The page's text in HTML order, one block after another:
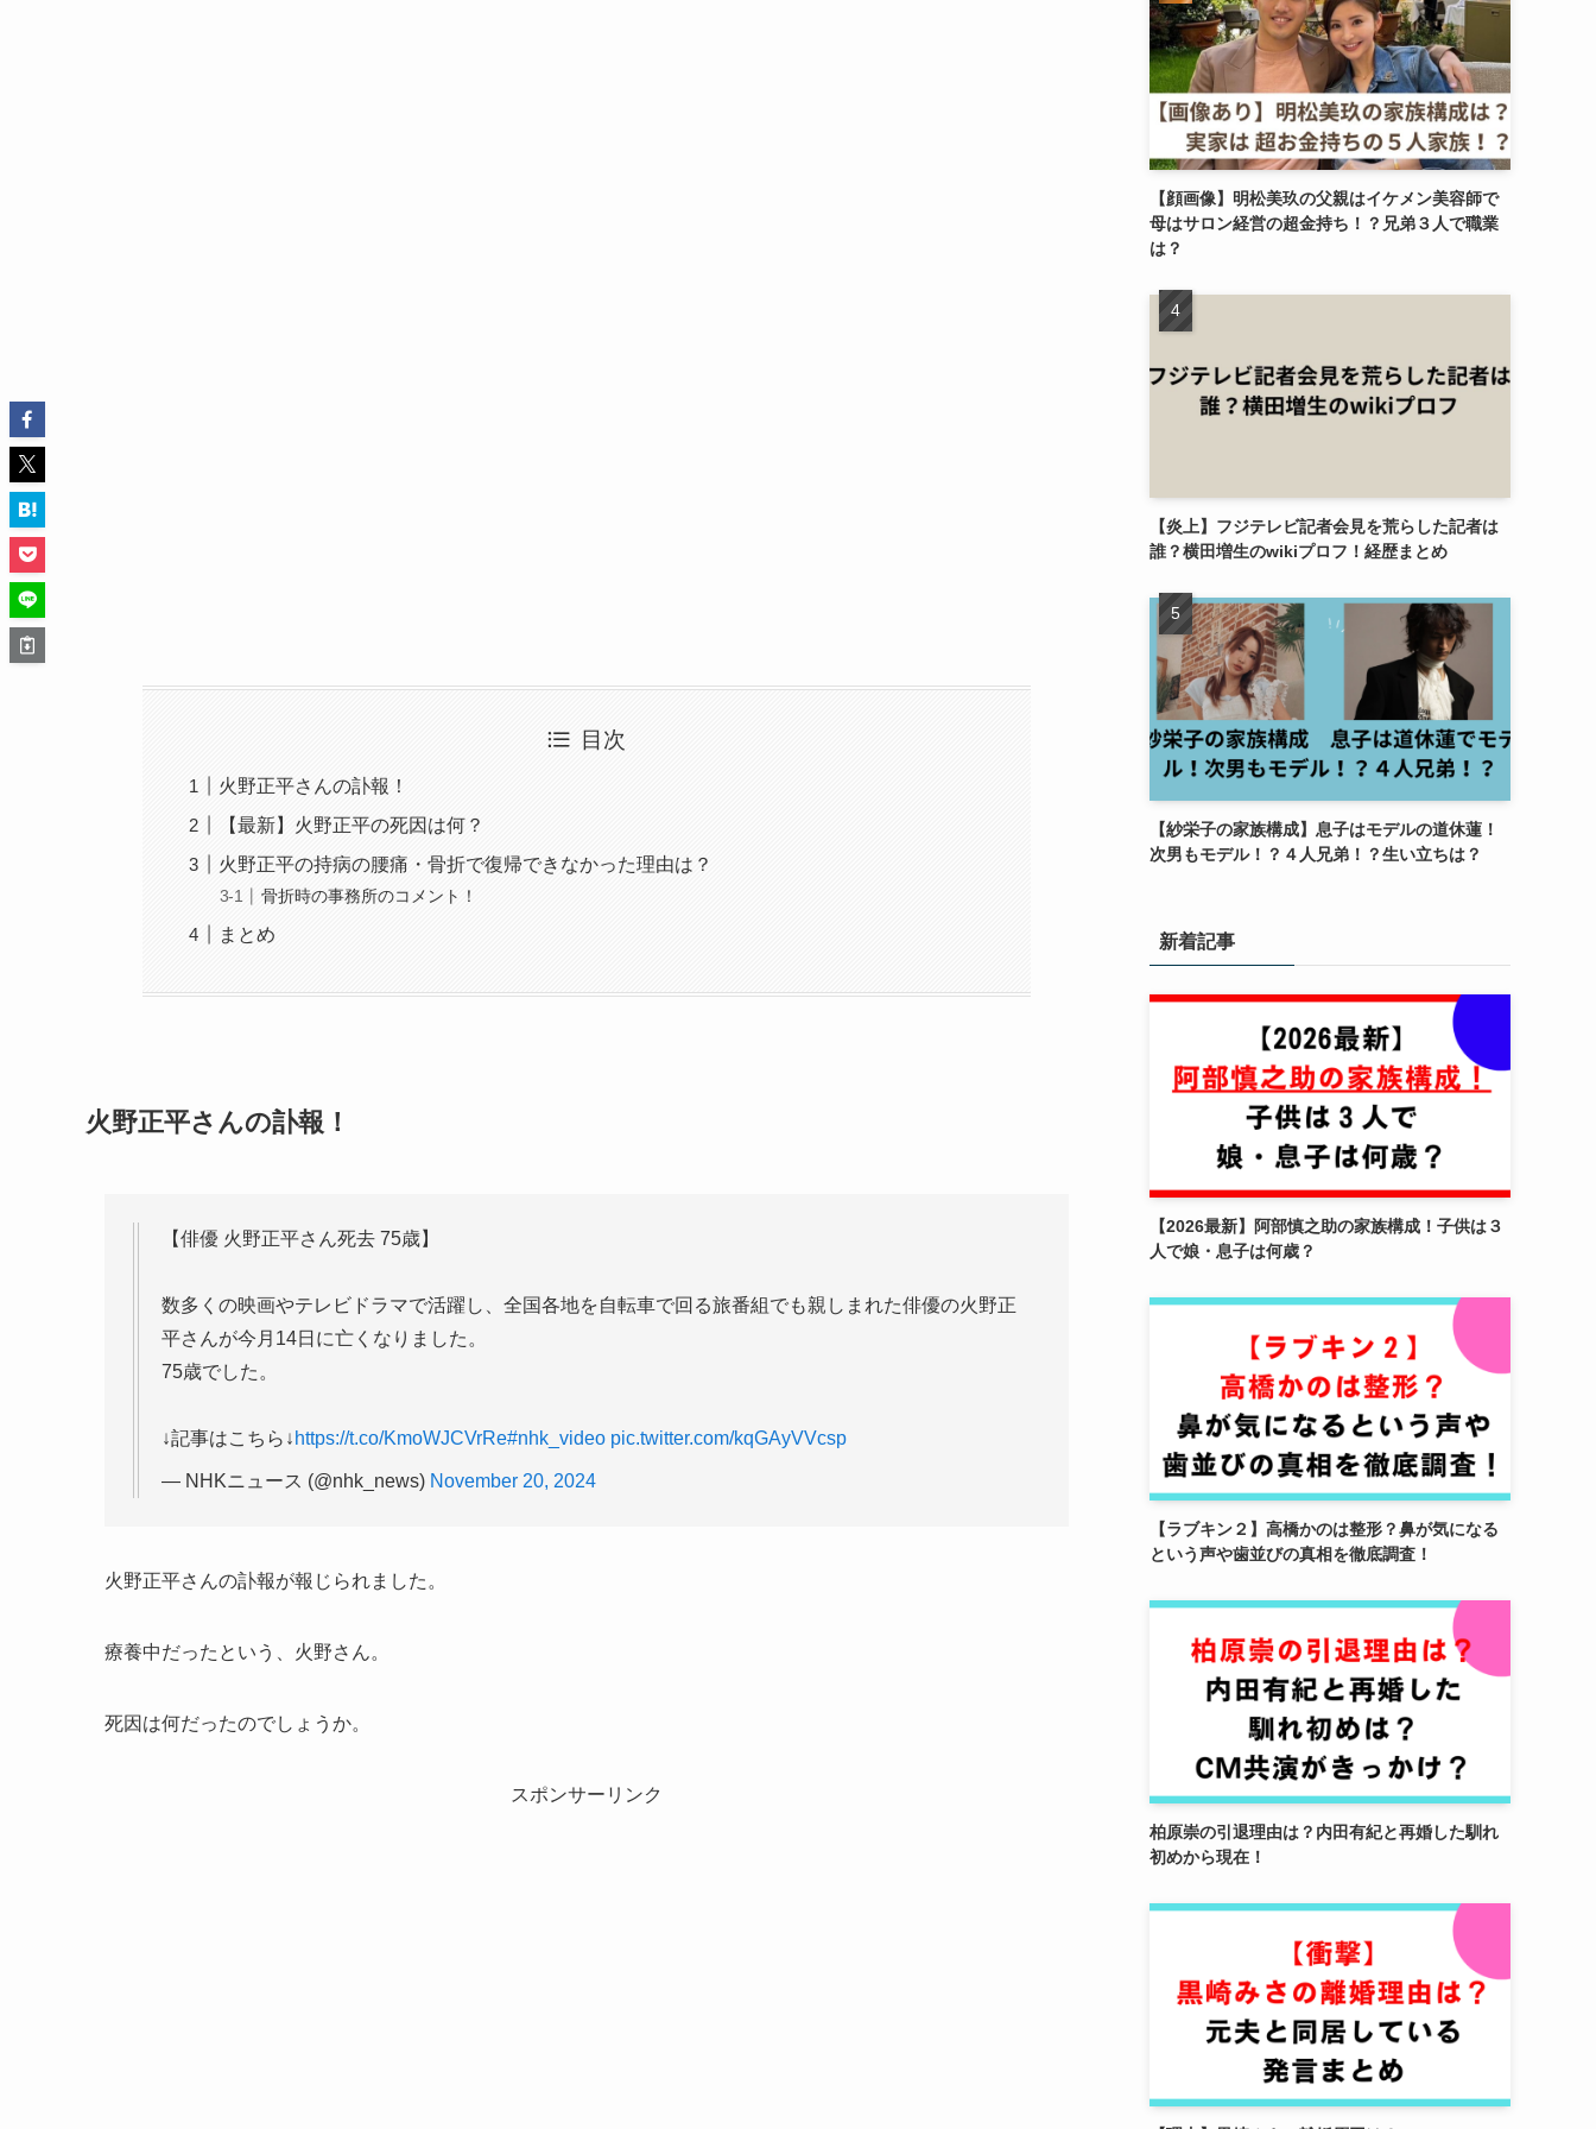
目次
火野正平さんの訃報！
【最新】火野正平の死因は何？
火野正平の持病の腰痛・骨折で復帰できなかった理由は？
骨折時の事務所のコメント！
まとめ
火野正平さんの訃報！
【俳優 火野正平さん死去 75歳】
数多くの映画やテレビドラマで活躍し、全国各地を自転車で回る旅番組でも親しまれた俳優の火野正
平さんが今月14日に亡くなりました。
75歳でした。
↓記事はこちら↓ https://t.co/KmoWJCVrRe#nhk_video pic.twitter.com/kqGAyVVcsp
— NHKニュース (@nhk_news) November 20, 2024
火野正平さんの訃報が報じられました。
療養中だったという、火野さん。
死因は何だったのでしょうか。
スポンサーリンク
【顔画像】明松美玖の父親はイケメン美容師で
母はサロン経営の超金持ち！？兄弟３人で職業
は？
【炎上】フジテレビ記者会見を荒らした記者は
誰？横田増生のwikiプロフ！経歴まとめ
【紗栄子の家族構成】息子はモデルの道休蓮！
次男もモデル！？４人兄弟！？生い立ちは？
新着記事
【2026最新】阿部慎之助の家族構成！子供は３
人で娘・息子は何歳？
【ラブキン２】高橋かのは整形？鼻が気になる
という声や歯並びの真相を徹底調査！
柏原崇の引退理由は？内田有紀と再婚した馴れ
初めから現在！